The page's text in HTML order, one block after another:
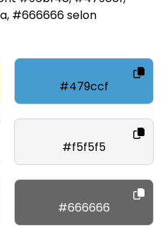
#666666 selon
#479ccf
#f5f5f5
#666666